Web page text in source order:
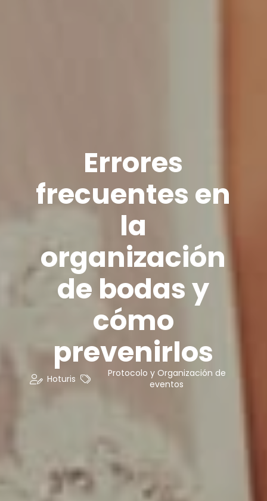
Errores
frecuentes en
la
organización
de bodas y
cómo
prevenirlos
Hoturis
Protocolo y Organización de
eventos